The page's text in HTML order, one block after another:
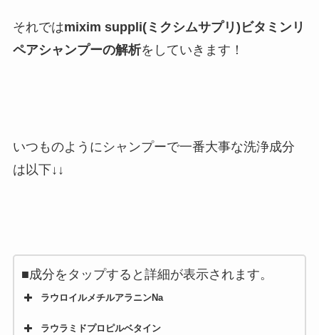
それではmixim suppli(ミクシムサプリ)ビタミンリ
ペアシャンプーの解析をしていきます！
いつものようにシャンプーで一番大事な洗浄成分
は以下↓↓
■成分をタップすると詳細が表示されます。
ラウロイルメチルアラニンNa
ラウラミドプロピルベタイン